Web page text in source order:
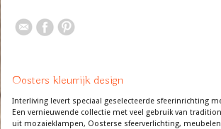
Oosters kleurrijk design
Interliving levert speciaal geselecteerde sfeerinrichting
Een vernieuwende collectie met veel gebruik van
uit mozaieklampen, Oosterse sfeerverlichting,